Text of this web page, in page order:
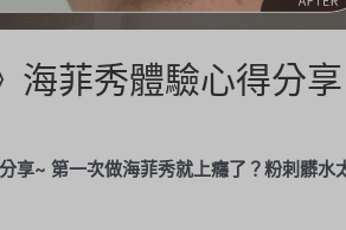
海菲秀體驗心得分享
享~ 第一次做海菲秀就上癮了？粉刺髒水